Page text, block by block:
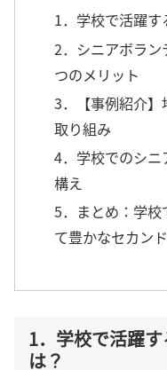
1．学校で活躍す
2．シニアボラ
つのメリット
3．【事例紹介
取り組み
4．学校でのシ
構え
5．まとめ：学
て豊かなセカン
1．学校で活躍
は？